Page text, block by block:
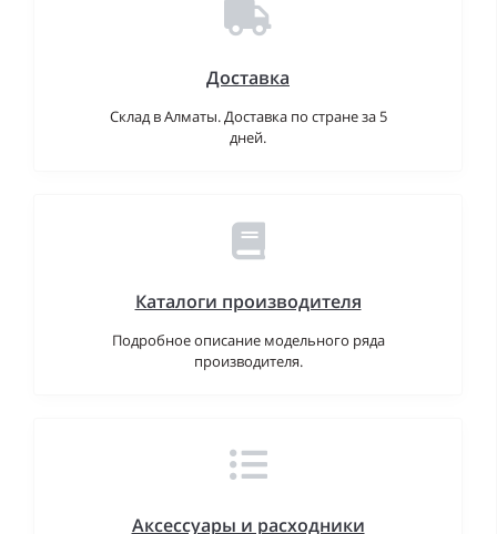
Доставка
Склад в Алматы. Доставка по стране за 5
дней.
Каталоги производителя
Подробное описание модельного ряда
производителя.
Аксессуары и расходники